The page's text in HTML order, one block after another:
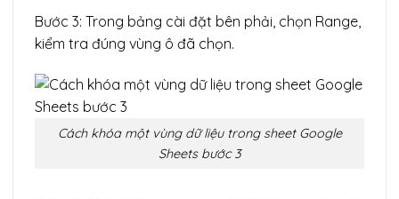
Bước 3: Trong bảng cài đặt bên phải, chọn Range,
kiểm tra đúng vùng ô đã chọn.
Cách khóa một vùng dữ liệu trong sheet Google
Sheets bước 3